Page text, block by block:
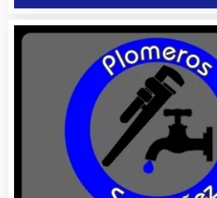
Audios para Eventos
Autobuses
Automatización
Automóviles Nuevos y Usados